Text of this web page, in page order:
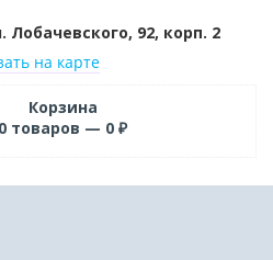
Лобачевского, 92, корп. 2
на карте
Корзина
0 товаров — 0 ₽